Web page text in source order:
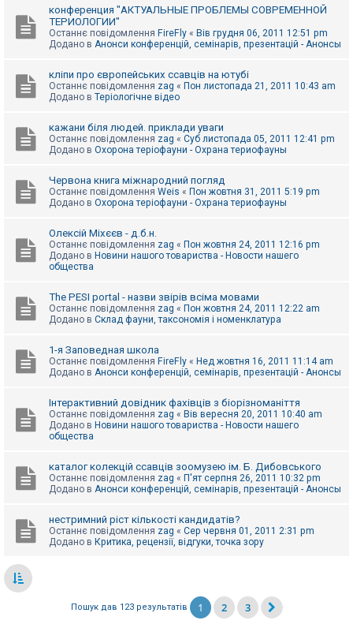
конференция "АКТУАЛЬНЫЕ ПРОБЛЕМЫ СОВРЕМЕННОЙ
ТЕРИОЛОГИИ"
Останнє повідомлення FireFly « Вів грудня 06, 2011 12:51 pm
Додано в Анонси конференцій, семінарів, презентацій - Анонсы
кліпи про європейських ссавців на ютубі
Останнє повідомлення zag « Пон листопада 21, 2011 10:43 am
Додано в Теріологічне відео
кажани біля людей. приклади уваги
Останнє повідомлення zag « Суб листопада 05, 2011 12:41 pm
Додано в Охорона теріофауни - Охрана териофауны
Червона книга міжнародний погляд
Останнє повідомлення Weis « Пон жовтня 31, 2011 5:19 pm
Додано в Охорона теріофауни - Охрана териофауны
Олексій Міхєєв - д.б.н.
Останнє повідомлення zag « Пон жовтня 24, 2011 12:16 pm
Додано в Новини нашого товариства - Новости нашего
общества
The PESI portal - назви звірів всіма мовами
Останнє повідомлення zag « Пон жовтня 24, 2011 12:22 am
Додано в Склад фауни, таксономія і номенклатура
1-я Заповедная школа
Останнє повідомлення FireFly « Нед жовтня 16, 2011 11:14 am
Додано в Анонси конференцій, семінарів, презентацій - Анонсы
Інтерактивний довідник фахівців з біорізноманіття
Останнє повідомлення zag « Вів вересня 20, 2011 10:40 am
Додано в Новини нашого товариства - Новости нашего
общества
каталог колекцій ссавців зоомузею ім. Б. Дибовського
Останнє повідомлення zag « П'ят серпня 26, 2011 10:32 pm
Додано в Анонси конференцій, семінарів, презентацій - Анонсы
нестримний ріст кількості кандидатів?
Останнє повідомлення zag « Сер червня 01, 2011 2:31 pm
Додано в Критика, рецензії, відгуки, точка зору
Пошук дав 123 результатів 1 2 3